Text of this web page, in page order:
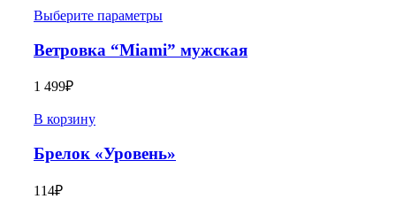
Выберите параметры
Ветровка “Miami” мужская
1 499₽
В корзину
Брелок «Уровень»
114₽